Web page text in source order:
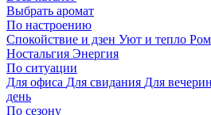
Выбрать аромат
По настроению
Спокойствие и дзен Уют и тепло
Ностальгия Энергия
По ситуации
Для офиса Для свидания Для
день
По сезону